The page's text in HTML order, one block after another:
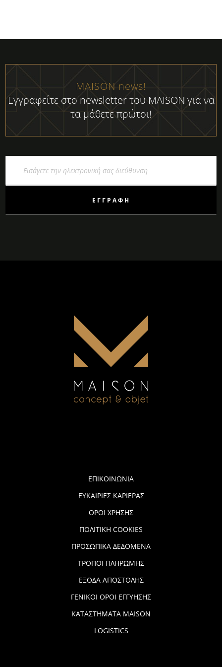
MAISON news!
Εγγραφείτε στο newsletter του MAISON για να
τα μάθετε πρώτοι!
ΕΓΓΡΑΦΉ
ΕΠΙΚΟΙΝΩΝΙΑ
ΕΥΚΑΙΡΙΕΣ ΚΑΡΙΕΡΑΣ
ΟΡΟΙ ΧΡΗΣΗΣ
ΠΟΛΙΤΙΚΗ COOKIES
ΠΡΟΣΩΠΙΚΑ ΔΕΔΟΜΕΝΑ
ΤΡΟΠΟΙ ΠΛΗΡΩΜΗΣ
ΕΞΟΔΑ ΑΠΟΣΤΟΛΗΣ
ΓΕΝΙΚΟΙ ΟΡΟΙ ΕΓΓΥΗΣΗΣ
ΚΑΤΑΣΤΗΜΑΤΑ MAISON
LOGISTICS